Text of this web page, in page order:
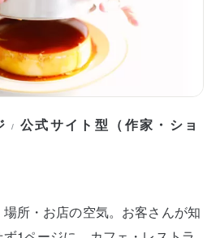
/ 公式サイト型（作家・ショ
所・お店の空気。お客さんが知